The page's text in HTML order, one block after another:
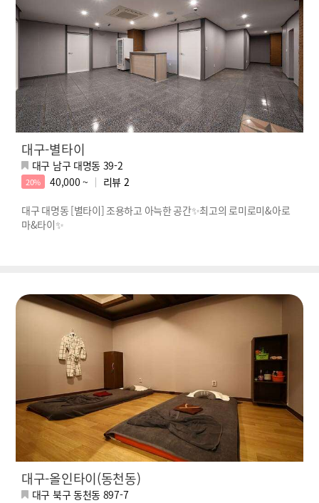
대구-별타이
대구 남구 대명동 39-2
20% 40,000 ~ 리뷰 2
대구 대명동 [별타이] 조용하고 아늑한 공간✨최고의 로미로미&아로
마&타이✨
대구-올인타이(동천동)
대구 북구 동천동 897-7